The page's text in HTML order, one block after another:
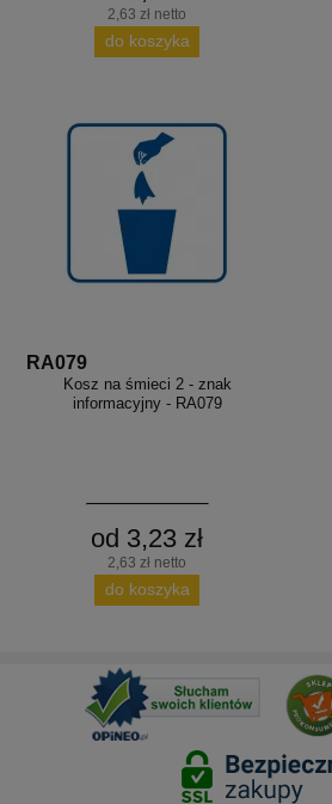
2,63 zł netto
do koszyka
RA079
Kosz na śmieci 2 - znak
informacyjny - RA079
od 3,23 zł
2,63 zł netto
do koszyka